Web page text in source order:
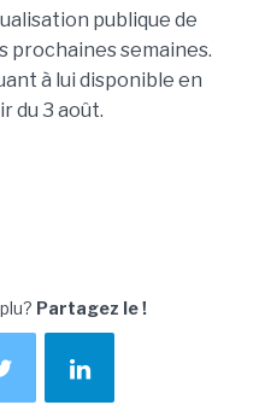
publique de
prochaines semaines.
à lui disponible en
du 3 août.
Partagez le !